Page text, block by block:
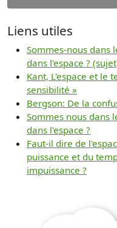
Liens utiles
Sommes-nous dans
dans l'espace ?
Kant, L'espace et le
sensibilité »
Bergson: De la
Sommes nous dans
dans l'espace ?
Faut-il dire de
puissance et du
impuissance ?